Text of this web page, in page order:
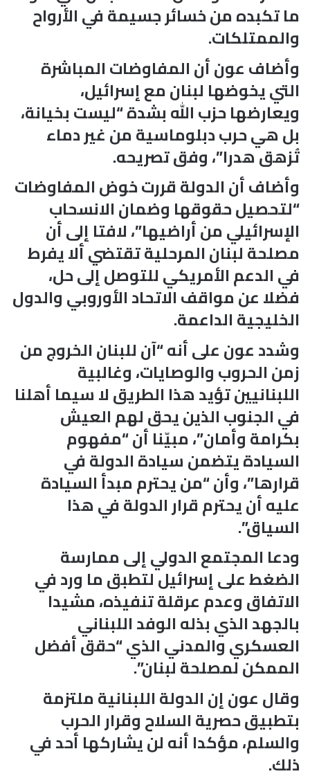
ما تكبده من خسائر جسيمة في الأرواح
والممتلكات.
وأضاف عون أن المفاوضات المباشرة
التي يخوضها لبنان مع إسرائيل،
ويعارضها حزب الله بشدة “ليست بخيانة،
بل هي حرب دبلوماسية من غير دماء
تُزهق هدرا”، وفق تصريحه.
وأضاف أن الدولة قررت خوض المفاوضات
“لتحصيل حقوقها وضمان الانسحاب
الإسرائيلي من أراضيها”، لافتا إلى أن
مصلحة لبنان المرحلية تقتضي ألا يفرط
في الدعم الأمريكي للتوصل إلى حل،
فضلا عن مواقف الاتحاد الأوروبي والدول
الخليجية الداعمة.
وشدد عون على أنه “آن للبنان الخروج من
زمن الحروب والوصايات، وغالبية
اللبنانيين تؤيد هذا الطريق لا سيما أهلنا
في الجنوب الذين يحق لهم العيش
بكرامة وأمان”، مبيّنا أن “مفهوم
السيادة يتضمن سيادة الدولة في
قرارها”، وأن “من يحترم مبدأ السيادة
عليه أن يحترم قرار الدولة في هذا
السياق”.
ودعا المجتمع الدولي إلى ممارسة
الضغط على إسرائيل لتطبق ما ورد في
الاتفاق وعدم عرقلة تنفيذه، مشيدا
بالجهد الذي بذله الوفد اللبناني
العسكري والمدني الذي “حقق أفضل
الممكن لمصلحة لبنان”.
وقال عون إن الدولة اللبنانية ملتزمة
بتطبيق حصرية السلاح وقرار الحرب
والسلم، مؤكدا أنه لن يشاركها أحد في
ذلك.